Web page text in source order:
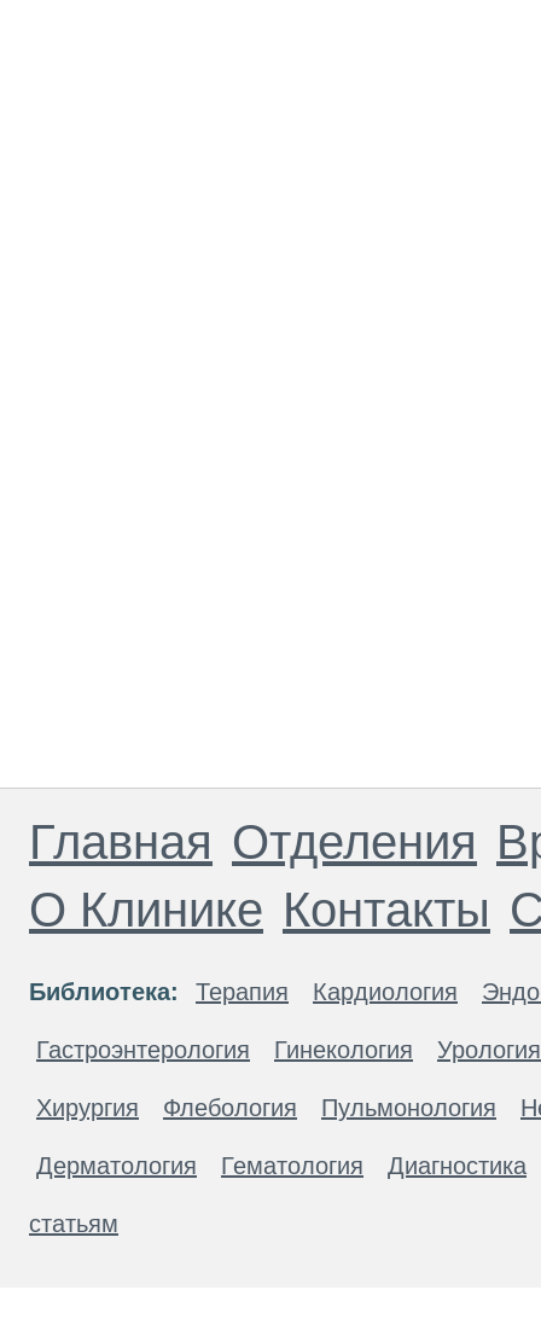
Главная Отделения
О Клинике Контакты
Библиотека: Терапия Кардиология
Гастроэнтерология Гинекология Урология
Хирургия Флебология Пульмонология
Дерматология Гематология Диагностика
статьям